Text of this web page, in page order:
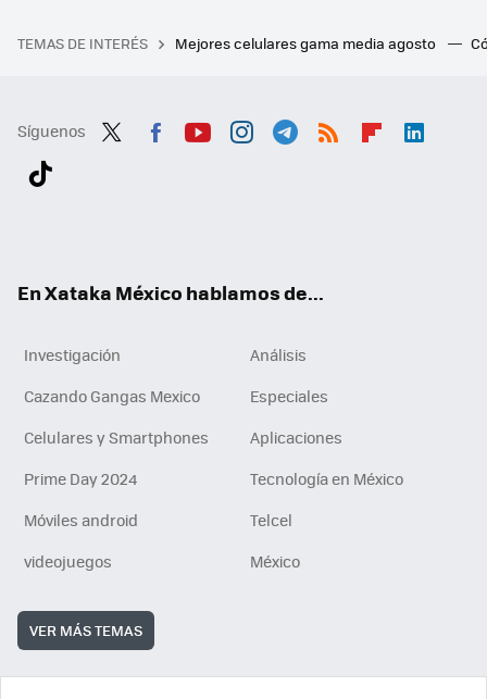
TEMAS DE INTERÉS Mejores celulares gama media agosto
Síguenos
En Xataka México hablamos de...
Investigación
Análisis
Cazando Gangas Mexico
Especiales
Celulares y Smartphones
Aplicaciones
Prime Day 2024
Tecnología en México
Móviles android
Telcel
videojuegos
México
VER MÁS TEMAS